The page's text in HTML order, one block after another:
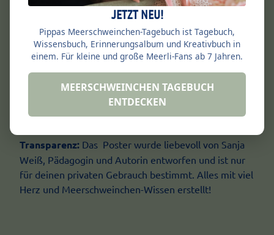
Pippa & die Meerschweinerei:Wir bieten
kindgerechte Materialien rund um Meerschweinchen
Haltung, Wissen & fürs Herz. Meerschweinchen sind
so liebe, freundlliche Tiere mit besonderen
Bedürfnissen, Wir sind überzeugt, dass das Lernen
über unsere Meerlis Spaß machen soll!
Transparenz: Das Poster wurde liebevoll von Sanja
Weiß, Pädagogin und Autorin entworfen und ist nur
für deinen privaten Gebrauch bestimmt. Alles mit viel
Herz und Meerschweinchen-Wissen erstellt!
JETZT NEU!
Pippas Meerschweinchen-Tagebuch ist Tagebuch,
Wissensbuch, Erinnerungsalbum und Kreativbuch in
einem. Für kleine und große Meerli-Fans ab 7 Jahren.
MEERSCHWEINCHEN TAGEBUCH
ENTDECKEN